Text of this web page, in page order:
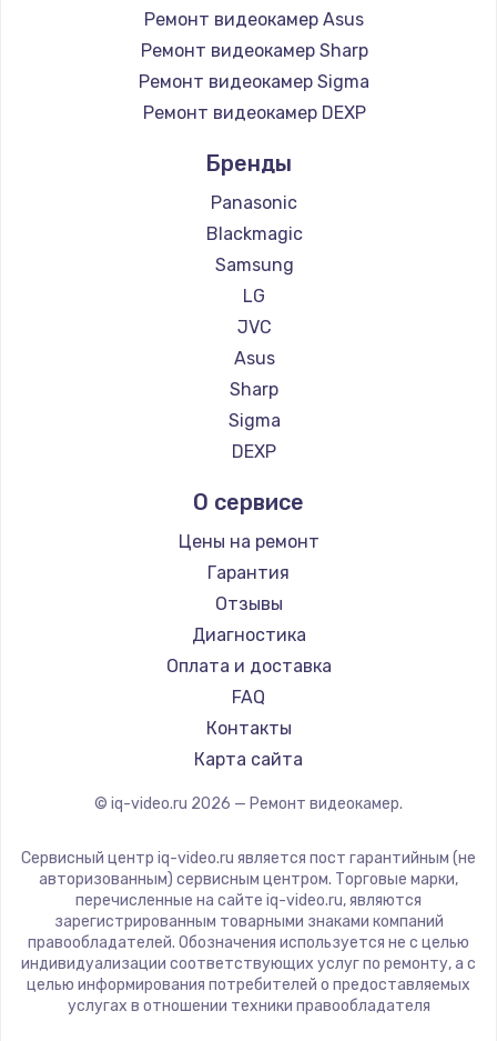
Ремонт видеокамер Asus
Ремонт видеокамер Sharp
Ремонт видеокамер Sigma
Ремонт видеокамер DEXP
Бренды
Panasonic
Blackmagic
Samsung
LG
JVC
Asus
Sharp
Sigma
DEXP
О сервисе
Цены на ремонт
Гарантия
Отзывы
Диагностика
Оплата и доставка
FAQ
Контакты
Карта сайта
© iq-video.ru 2026 — Ремонт видеокамер.
Сервисный центр iq-video.ru является пост гарантийным (не
авторизованным) сервисным центром. Торговые марки,
перечисленные на сайте iq-video.ru, являются
зарегистрированным товарными знаками компаний
правообладателей. Обозначения используется не с целью
индивидуализации соответствующих услуг по ремонту, а с
целью информирования потребителей о предоставляемых
услугах в отношении техники правообладателя